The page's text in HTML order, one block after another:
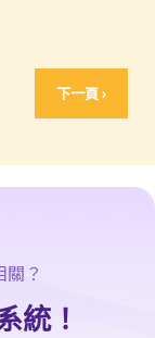
下一頁 ›
樣呼氣測試。D先生
超過法定限度。為
？
統！